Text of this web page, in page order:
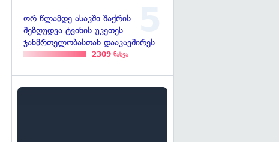
ორ წლამდე ასაკში შაქრის
შეზღუდვა ტვინის უკეთეს
ჯანმრთელობასთან დააკავშირეს
2309 ნახვა